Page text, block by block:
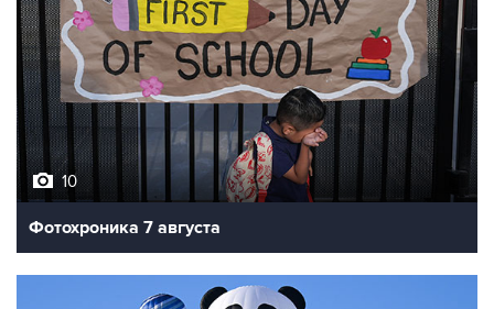
10
Фотохроника 7 августа